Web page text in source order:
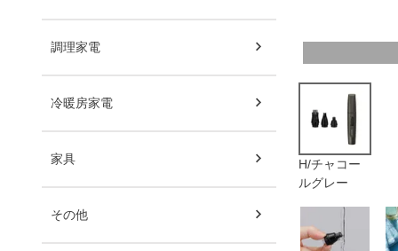
調理家電
冷暖房家電
家具
その他
H/チャコー
ルグレー